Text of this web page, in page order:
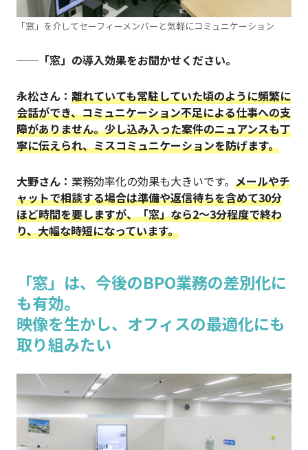
「窓」を介してセーフィーメンバーと気軽にコミュニケーション
──「窓」の導入効果をお聞かせください。
永松さん： 離れていても常駐していた頃のように頻繁に
会話ができ、コミュニケーション不足による仕事への支
障がありません。少し込み入った案件のニュアンスも丁
寧に伝えられ、ミスコミュニケーションを防げます。
大野さん： 業務効率化の効果も大きいです。 メールやチ
ャットで相談する場合は準備や返信待ちを含めて30分
ほど時間を要しますが、「窓」なら2〜3分程度で終わ
り、大幅な時短になっています。
「窓」は、今後のBPO業務の差別化に
も有効。
映像を生かし、オフィスの最適化にも
取り組みたい